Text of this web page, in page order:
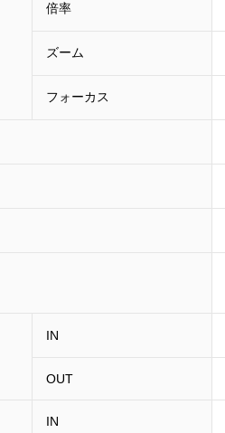
倍率
ズーム
フォーカス
IN
OUT
IN